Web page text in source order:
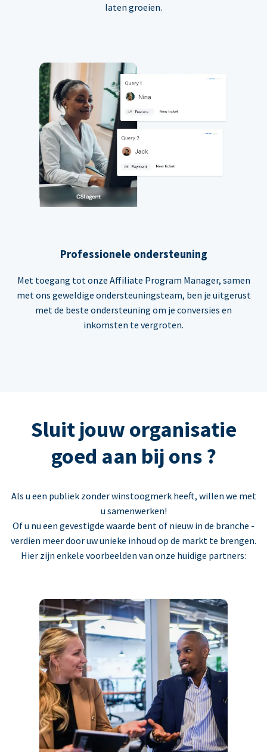
laten groeien.
Professionele ondersteuning
Met toegang tot onze Affiliate Program Manager, samen
met ons geweldige ondersteuningsteam, ben je uitgerust
met de beste ondersteuning om je conversies en
inkomsten te vergroten.
Sluit jouw organisatie
goed aan bij ons ?
Als u een publiek zonder winstoogmerk heeft, willen we met
u samenwerken!
Of u nu een gevestigde waarde bent of nieuw in de branche -
verdien meer door uw unieke inhoud op de markt te brengen.
Hier zijn enkele voorbeelden van onze huidige partners: